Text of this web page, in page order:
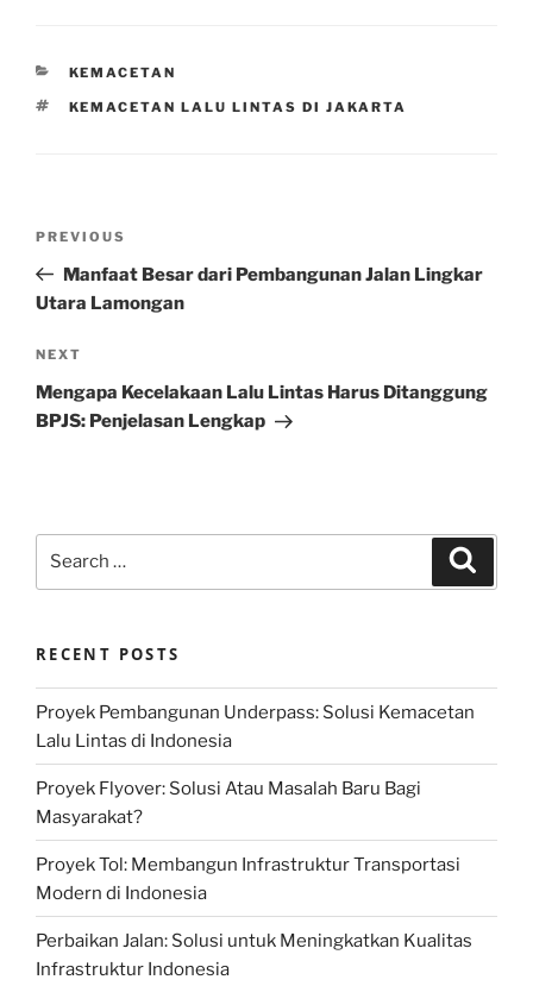
CATEGORIES
KEMACETAN
TAGS
KEMACETAN LALU LINTAS DI JAKARTA
Previous
Post
PREVIOUS
Manfaat Besar dari Pembangunan Jalan Lingkar
Utara Lamongan
Next
Post
NEXT
Mengapa Kecelakaan Lalu Lintas Harus Ditanggung
BPJS: Penjelasan Lengkap
RECENT POSTS
Proyek Pembangunan Underpass: Solusi Kemacetan
Lalu Lintas di Indonesia
Proyek Flyover: Solusi Atau Masalah Baru Bagi
Masyarakat?
Proyek Tol: Membangun Infrastruktur Transportasi
Modern di Indonesia
Perbaikan Jalan: Solusi untuk Meningkatkan Kualitas
Infrastruktur Indonesia